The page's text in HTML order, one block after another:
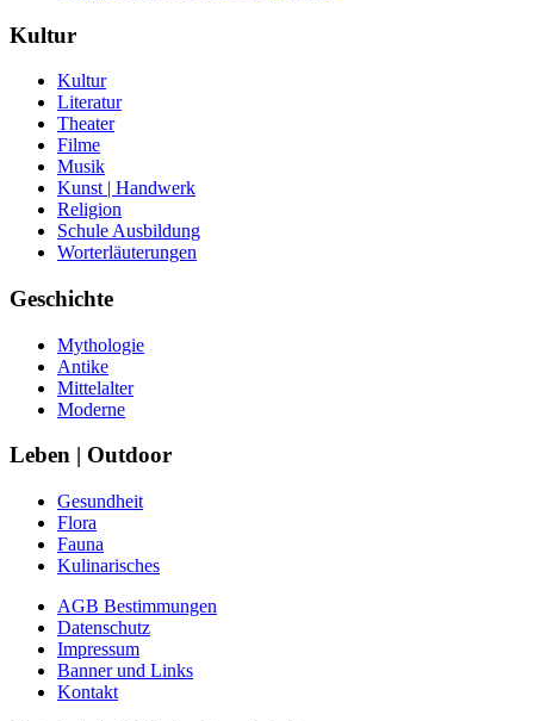
Kultur
Kultur
Literatur
Theater
Filme
Musik
Kunst | Handwerk
Religion
Schule Ausbildung
Worterläuterungen
Geschichte
Mythologie
Antike
Mittelalter
Moderne
Leben | Outdoor
Gesundheit
Flora
Fauna
Kulinarisches
AGB Bestimmungen
Datenschutz
Impressum
Banner und Links
Kontakt